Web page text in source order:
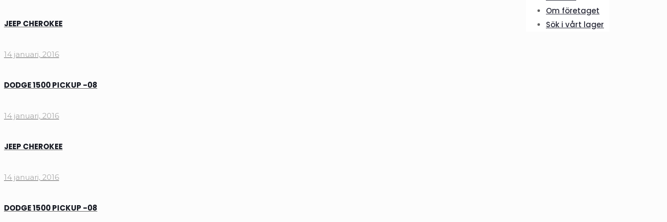
Om företaget
Sök i vårt lager
JEEP CHEROKEE
14 januari, 2016
DODGE 1500 PICKUP -08
14 januari, 2016
JEEP CHEROKEE
14 januari, 2016
DODGE 1500 PICKUP -08